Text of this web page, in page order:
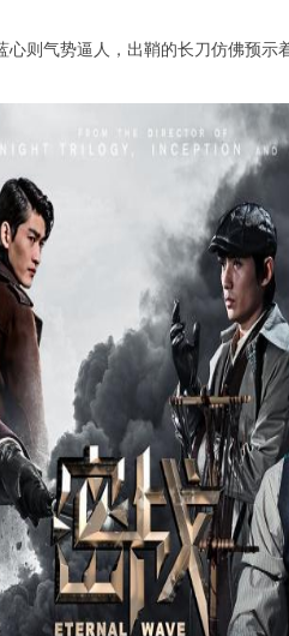
则气势逼人，出鞘的长刀仿佛预示